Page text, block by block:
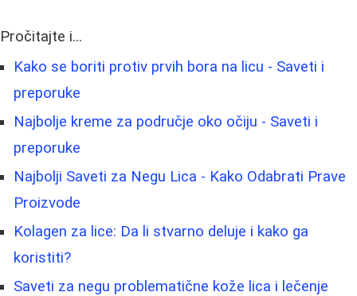
Pročitajte i...
Kako se boriti protiv prvih bora na licu - Saveti i
preporuke
Najbolje kreme za područje oko očiju - Saveti i
preporuke
Najbolji Saveti za Negu Lica - Kako Odabrati Prave
Proizvode
Kolagen za lice: Da li stvarno deluje i kako ga
koristiti?
Saveti za negu problematične kože lica i lečenje